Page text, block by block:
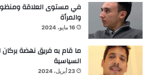
في مستوى العلاقة ومنظور
والمرأة
16 مايو، 2024
ما قام به فريق نهضة بركان
السياسية
23 أبريل، 2024